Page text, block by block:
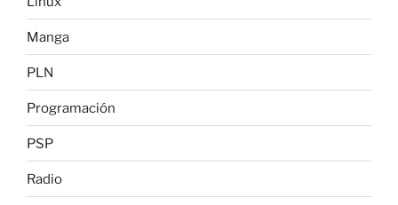
Manga
PLN
Programación
PSP
Radio